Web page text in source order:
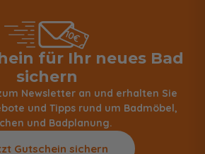
für Ihr neues Bad
sichern
Newsletter an und erhalten Sie
und Tipps rund um Badmöbel,
und Badplanung.
Gutschein sichern